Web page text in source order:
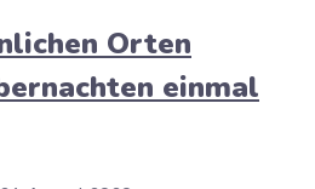
Orten
einmal